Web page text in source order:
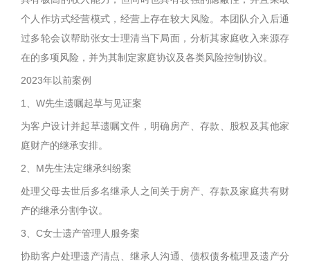
个人作坊式经营模式，经营上存在较大风险。本团队介入后通
过多轮会议帮助张女士理清当下局面，分析其家庭收入来源存
在的多项风险，并为其制定家庭协议及各类风险控制协议。
2023年以前案例
1、W先生遗嘱起草与见证案
为客户设计并起草遗嘱文件，明确房产、存款、股权及其他家
庭财产的继承安排。
2、M先生法定继承纠纷案
处理父母去世后多名继承人之间关于房产、存款及家庭共有财
产的继承分割争议。
3、C女士遗产管理人服务案
协助客户处理遗产清点、继承人沟通、债权债务梳理及遗产分